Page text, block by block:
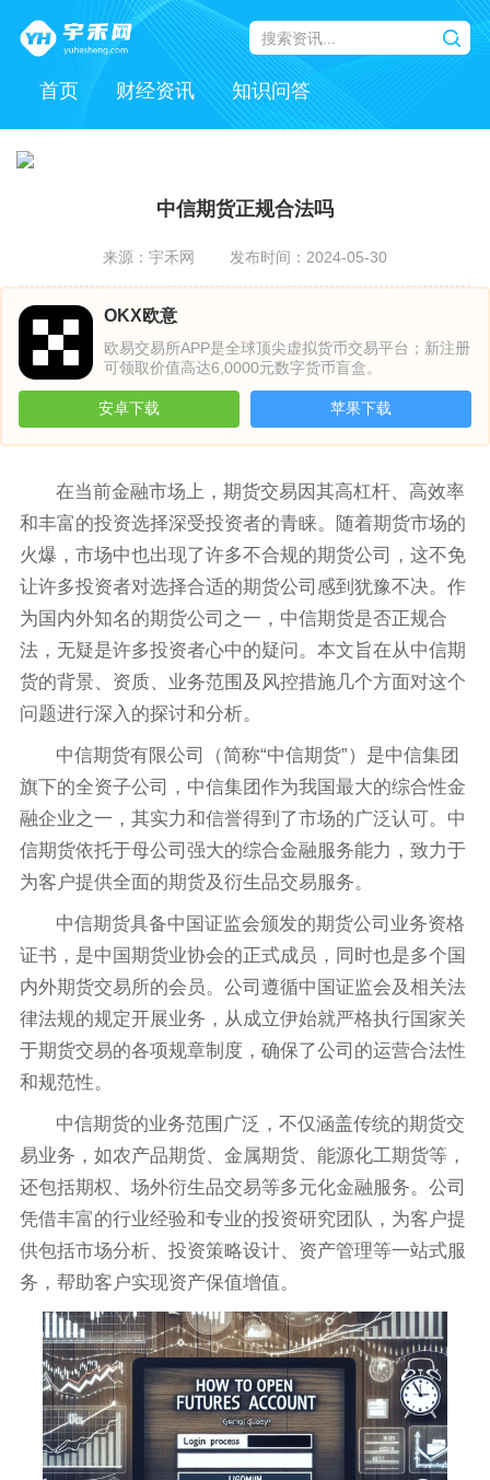
首页 财经资讯 知识问答
中信期货正规合法吗
来源：宇禾网 发布时间：2024-05-30
OKX欧意
欧易交易所APP是全球顶尖虚拟货币交易平台；新注册
可领取价值高达6,0000元数字货币盲盒。
安卓下载 苹果下载
在当前金融市场上，期货交易因其高杠杆、高效率
和丰富的投资选择深受投资者的青睐。随着期货市场的
火爆，市场中也出现了许多不合规的期货公司，这不免
让许多投资者对选择合适的期货公司感到犹豫不决。作
为国内外知名的期货公司之一，中信期货是否正规合
法，无疑是许多投资者心中的疑问。本文旨在从中信期
货的背景、资质、业务范围及风控措施几个方面对这个
问题进行深入的探讨和分析。
中信期货有限公司（简称“中信期货”）是中信集团
旗下的全资子公司，中信集团作为我国最大的综合性金
融企业之一，其实力和信誉得到了市场的广泛认可。中
信期货依托于母公司强大的综合金融服务能力，致力于
为客户提供全面的期货及衍生品交易服务。
中信期货具备中国证监会颁发的期货公司业务资格
证书，是中国期货业协会的正式成员，同时也是多个国
内外期货交易所的会员。公司遵循中国证监会及相关法
律法规的规定开展业务，从成立伊始就严格执行国家关
于期货交易的各项规章制度，确保了公司的运营合法性
和规范性。
中信期货的业务范围广泛，不仅涵盖传统的期货交
易业务，如农产品期货、金属期货、能源化工期货等，
还包括期权、场外衍生品交易等多元化金融服务。公司
凭借丰富的行业经验和专业的投资研究团队，为客户提
供包括市场分析、投资策略设计、资产管理等一站式服
务，帮助客户实现资产保值增值。